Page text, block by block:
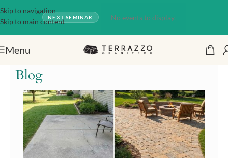
Skip to navigation
Skip to main contentNEXT SEMINAR No events to display.
Menu
Blog